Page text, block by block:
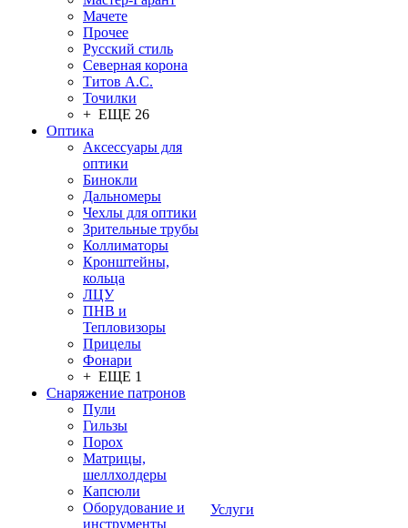
Мачете
Прочее
Русский стиль
Северная корона
Титов А.С.
Точилки
+ ЕЩЕ 26
Оптика
Аксессуары для
оптики
Бинокли
Дальномеры
Чехлы для оптики
Зрительные трубы
Коллиматоры
Кронштейны,
кольца
ЛЦУ
ПНВ и
Тепловизоры
Прицелы
Фонари
+ ЕЩЕ 1
Снаряжение патронов
Пули
Гильзы
Порох
Матрицы,
шеллхолдеры
Капсюли
Оборудование и
инструменты
Услуги